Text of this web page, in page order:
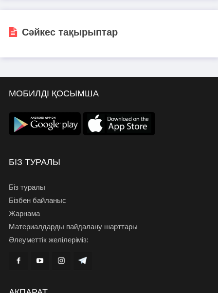
Сәйкес тақырыптар
МОБИЛДІ ҚОСЫМША
БІЗ ТУРАЛЫ
Біз туралы
Бізбен байланыс
Жарнама
Материалдарды пайдалану шарттары
Әлеуметтік желілеріміз: